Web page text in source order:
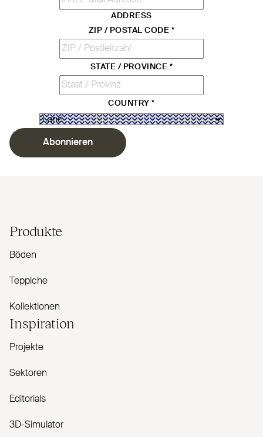
ADDRESS
ZIP / POSTAL CODE *
STATE / PROVINCE *
COUNTRY*
Abonnieren
Produkte
Böden
Teppiche
Kollektionen
Inspiration
Projekte
Sektoren
Editorials
3D-Simulator